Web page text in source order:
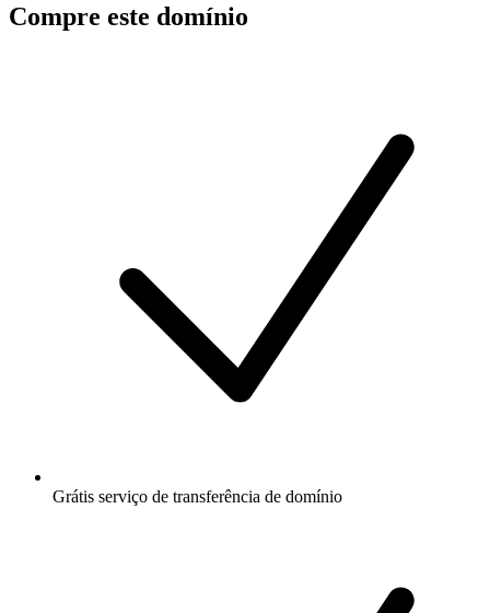
Compre este domínio
Grátis serviço de transferência de domínio